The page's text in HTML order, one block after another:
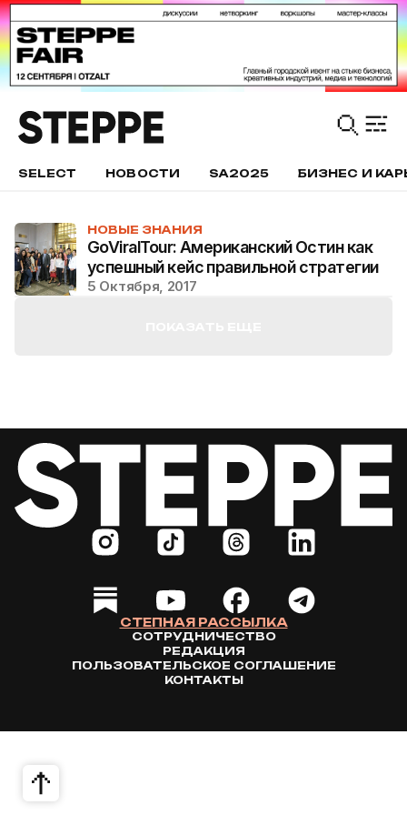
SELECT НОВОСТИ SA2025 БИЗНЕС И
НОВЫЕ ЗНАНИЯ
GoViralTour: Американский Остин как
успешный кейс правильной стратегии
5 Октября, 2017
СТЕПНАЯ РАССЫЛКА
СОТРУДНИЧЕСТВО
РЕДАКЦИЯ
ПОЛЬЗОВАТЕЛЬСКОЕ СОГЛАШЕНИЕ
КОНТАКТЫ